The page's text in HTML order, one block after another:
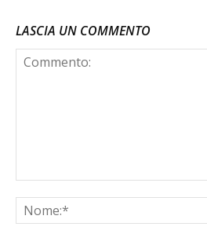
LASCIA UN COMMENTO